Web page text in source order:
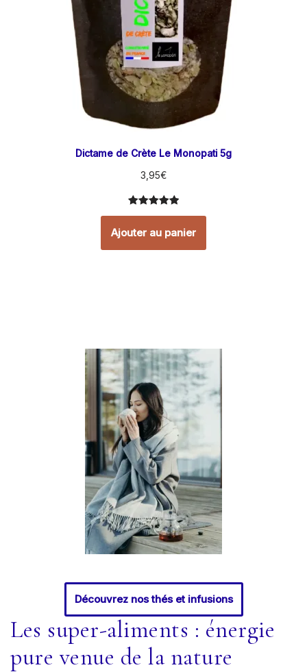
Dictame de Crète Le Monopati 5g
3,95€
Noté5.00
sur 5
5
Ajouter au panier
Découvrez nos thés et infusions
Les super-aliments : énergie
pure venue de la nature